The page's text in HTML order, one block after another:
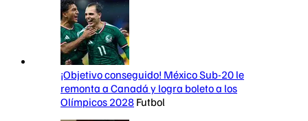
¡Objetivo conseguido! México Sub-20 le
remonta a Canadá y logra boleto a los
Olímpicos 2028 Futbol